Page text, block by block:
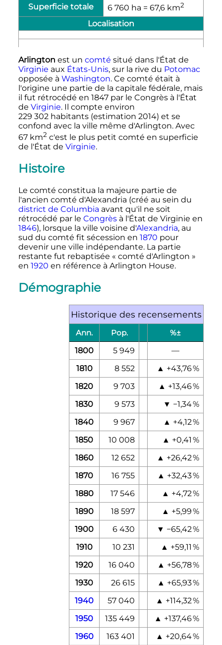
Superficie totale 6 760 ha = 67,6 km2
Localisation
Arlington est un comté situé dans l'État de
Virginie aux États-Unis, sur la rive du Potomac
opposée à Washington. Ce comté était à
l'origine une partie de la capitale fédérale, mais
il fut rétrocédé en 1847 par le Congrès à l'État
de Virginie. Il compte environ
229 302 habitants(estimation 2014) et se
confond avec la ville même d'Arlington. Avec
67 km2 c'est le plus petit comté en superficie
de l'État de Virginie.
Histoire
Le comté constitua la majeure partie de
l'ancien comté d'Alexandria (créé au sein du
district de Columbia avant qu'il ne soit
rétrocédé par le Congrèsà l'État de Virginie en
1846), lorsque la ville voisine d'Alexandria, au
sud du comté fit sécession en 1870 pour
devenir une ville indépendante. La partie
restante fut rebaptisée « comté d'Arlington »
en 1920 en référence à Arlington House.
Démographie
Historique des recensements
Ann. Pop.
%±
1800
5 949
—
1810
8 552 ▲ +43,76%
1820
9 703 ▲ +13,46%
1830
9 573 ▼ −1,34%
1840
9 967 ▲ +4,12%
1850
10 008 ▲ +0,41 %
1860
12 652 ▲ +26,42%
1870
16 755 ▲ +32,43%
1880
17 546 ▲ +4,72%
1890
18 597 ▲ +5,99%
1900
6 430 ▼ −65,42%
1910
10 231 ▲ +59,11 %
1920
16 040 ▲ +56,78%
1930
26 615 ▲ +65,93%
1940
57 040 ▲ +114,32%
1950
135 449 ▲ +137,46%
1960
163 401 ▲ +20,64%